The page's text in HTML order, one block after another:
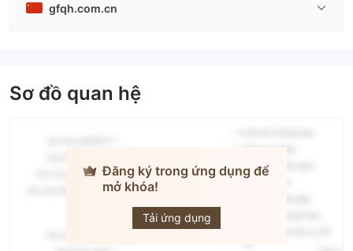
gfqh.com.cn
Sơ đồ quan hệ
Đăng ký trong ứng dụng để
mở khóa!
Tải ứng dụng